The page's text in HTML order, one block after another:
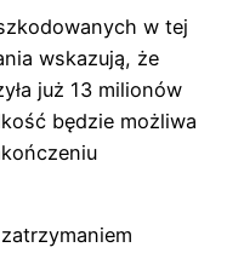
w tej
wskazują, że
już 13 milionów
będzie możliwa